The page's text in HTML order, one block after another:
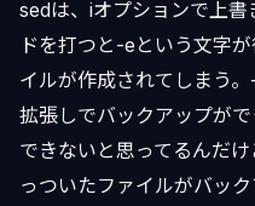
sedは、iオプションで上
ドを打つと-eという文字
イルが作成されてしまう
拡張しでバックアップが
できないと思ってるんだ
っついたファイルがバッ